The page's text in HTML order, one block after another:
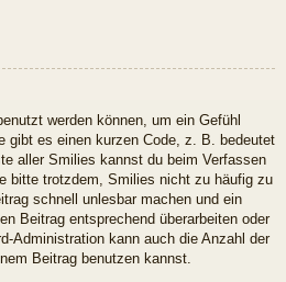
werden können, um ein Gefühl
gibt es einen kurzen Code, z. B. bedeutet
aller Smilies kannst du beim Verfassen
bitte trotzdem, Smilies nicht zu häufig zu
schnell unlesbar machen und ein
Beitrag entsprechend überarbeiten oder
Administration kann auch die Anzahl der
Beitrag benutzen kannst.